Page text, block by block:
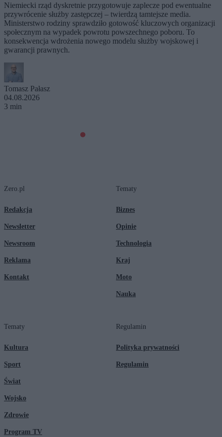
Niemiecki rząd dyskretnie przygotowuje zaplecze pod ewentualne
przywrócenie służby zastępczej – twierdzą tamtejsze media.
Ministerstwo rodziny sprawdziło gotowość kluczowych organizacji
społecznym na wypadek powrotu powszechnego poboru. To
konsekwencja wdrożenia nowego modelu służby wojskowej i
gwarancji prawnych.
Tomasz Pałasz
04.08.2026
3 min
Zero.pl
Redakcja
Newsletter
Newsroom
Reklama
Kontakt
Tematy
Biznes
Opinie
Technologia
Kraj
Moto
Nauka
Tematy
Kultura
Sport
Świat
Wojsko
Zdrowie
Program TV
Regulamin
Polityka prywatności
Regulamin